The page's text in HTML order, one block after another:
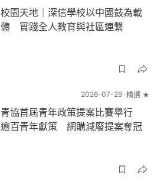
校園天地｜深信學校以中國鼓為載
體 實踐全人教育與社區連繫
2026-07-29 精選 ★
青協首屆青年政策提案比賽舉行
逾百青年獻策 網購減廢提案奪冠